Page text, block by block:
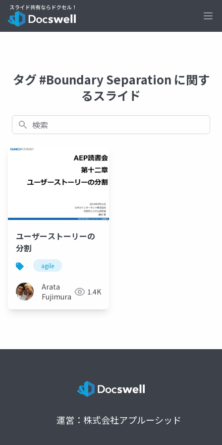
タグ #Boundary Separation に関す
るスライド
検索
ユーザーストーリーの
分割
agile
Arata
Fujimura
1.4K
運営：株式会社アプルーシッド